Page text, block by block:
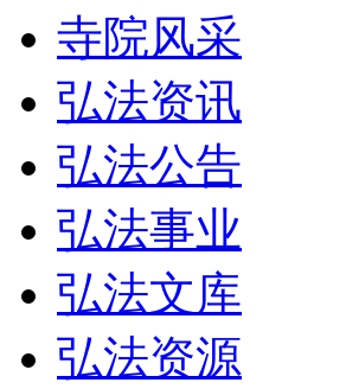
寺院风采
弘法资讯
弘法公告
弘法事业
弘法文库
弘法资源